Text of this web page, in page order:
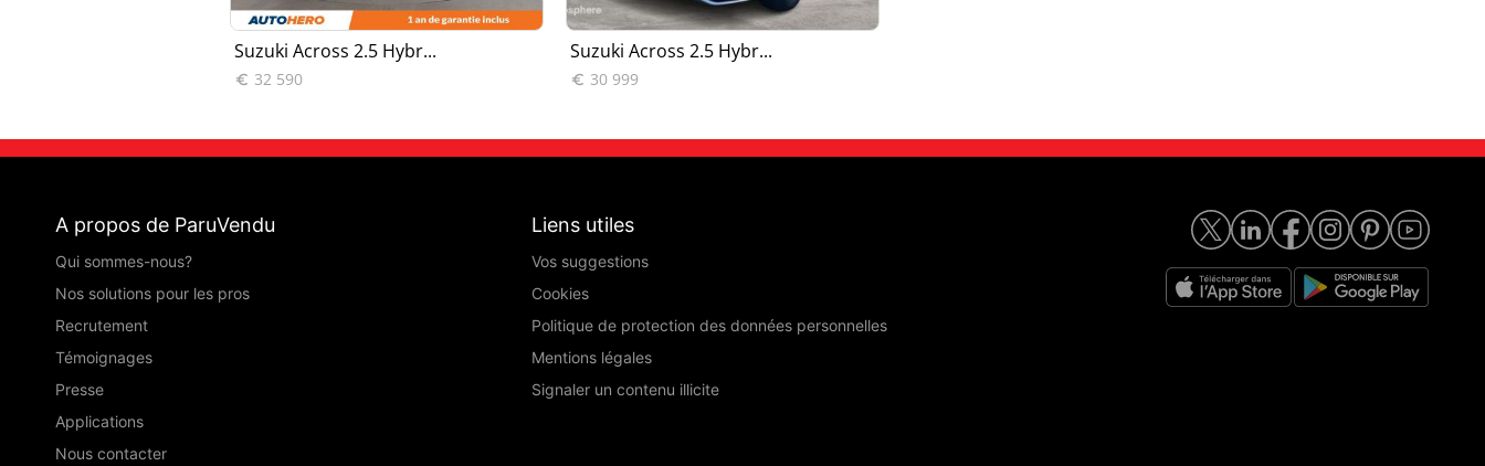
Suzuki Across 2.5 Hybr...
 32 590
Suzuki Across 2.5 Hybr...
 30 999
A propos de ParuVendu
Qui sommes-nous?
Nos solutions pour les pros
Recrutement
Témoignages
Presse
Applications
Nous contacter
Liens utiles
Vos suggestions
Cookies
Politique de protection des données personnelles
Mentions légales
Signaler un contenu illicite